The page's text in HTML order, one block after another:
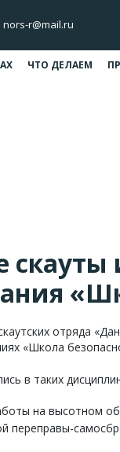
nors-r@mail.ru
ЧТО ДЕЛАЕМ
скауты
отряда
«Школа
в таких
на высотном
переправы-